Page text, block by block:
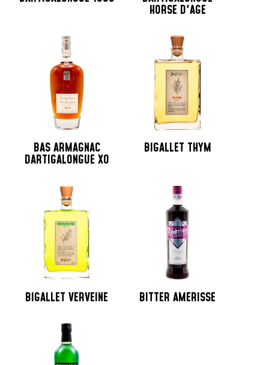
HORSE D'AGE
BAS ARMAGNAC
DARTIGALONGUE XO
BIGALLET THYM
BIGALLET VERVEINE BITTER AMERISSE